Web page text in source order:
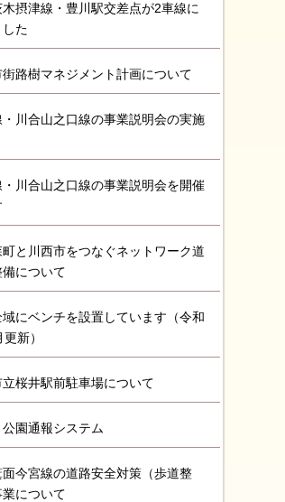
木摂津線・豊川駅交差点が2車線に
た
路樹マネジメント計画について
・川合山之口線の事業説明会の実施
・川合山之口線の事業説明会を開催
と川西市をつなぐネットワーク道
備について
にベンチを設置しています（令和
新）
桜井駅前駐車場について
園通報システム
今宮線の道路安全対策（歩道整
について